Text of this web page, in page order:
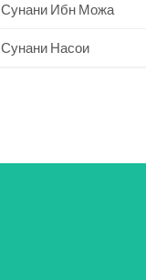
Сунани Ибн Можа
Сунани Насои